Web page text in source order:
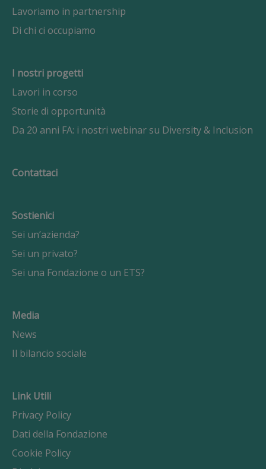
Lavoriamo in partnership
Di chi ci occupiamo
I nostri progetti
Lavori in corso
Storie di opportunità
Da 20 anni FA: i nostri webinar su Diversity & Inclusion
Contattaci
Sostienici
Sei un’azienda?
Sei un privato?
Sei una Fondazione o un ETS?
Media
News
Il bilancio sociale
Link Utili
Privacy Policy
Dati della Fondazione
Cookie Policy